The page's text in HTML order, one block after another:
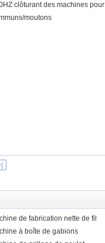
clôturant des machines pour
moutons
de fabrication nette de fil
à boîte de gabions